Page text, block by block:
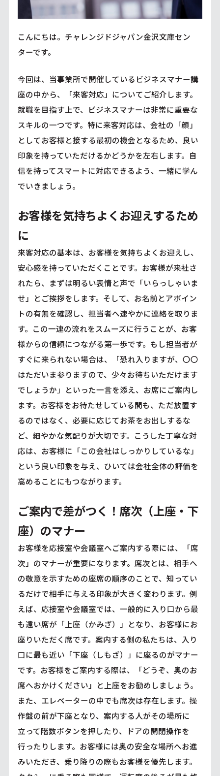
こんにちは。チャレンジドジャパン金沢文庫セン
ターです。
今回は、当事業所で開催しているビジネスマナー講
座の中から、「来客対応」についてご紹介します。
就職を目指す上で、ビジネスマナーは非常に重要な
スキルの一つです。特に来客対応は、会社の「顔」
としてお客様と接する最初の機会となるため、良い
印象を持っていただけるかどうかを左右します。自
信を持ってスマートに対応できるよう、一緒に学ん
でいきましょう。
お客様を気持ちよくお迎えするため
に
来客対応の基本は、お客様を気持ちよくお迎えし、
安心感を持っていただくことです。お客様が来社さ
れたら、まずは明るい表情と声で「いらっしゃいま
せ」とご挨拶をします。そして、お名前とアポイン
トの有無を確認し、担当者へ速やかに連絡を取りま
す。この一連の流れをスムーズに行うことが、お客
様からの信頼につながる第一歩です。もし担当者が
すぐに来られない場合は、「恐れ入りますが、〇〇
はただいま参りますので、少々お待ちいただけます
でしょうか」といった一言を添え、お席にご案内し
ます。お客様をお待たせしている間も、ただ放置す
るのではなく、必要に応じてお茶をお出しするな
ど、細やかな気配りが大切です。こうした丁寧な対
応は、お客様に「この会社はしっかりしているな」
という良い印象を与え、ひいては会社全体の評価を
高めることにもつながります。
ご案内で差がつく！席次（上座・下
座）のマナー
お客様を応接室や会議室へご案内する際には、「席
次」のマナーが重要になります。席次とは、相手へ
の敬意を示すための座席の順序のことで、知ってい
るだけで相手に与える印象が大きく変わります。例
えば、応接室や会議室では、一般的に入り口から最
も遠い席が「上座（かみざ）」となり、お客様にお
座りいただく席です。案内する側の私たちは、入り
口に最も近い「下座（しもざ）」に座るのがマナー
です。お客様をご案内する際は、「どうぞ、奥のお
席へおかけください」と上座をお勧めしましょう。
また、エレベーターの中でも席次は存在します。操
作盤の前が下座となり、案内する人がその場所に
立って階数ボタンを押したり、ドアの開閉操作を
行ったりします。お客様には奥の安全な場所へお進
みいただき、乗り降りの際もお客様を優先します。